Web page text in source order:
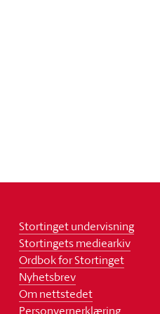
Stortinget undervisning
Stortingets mediearkiv
Ordbok for Stortinget
Nyhetsbrev
Om nettstedet
Personvernerklæring